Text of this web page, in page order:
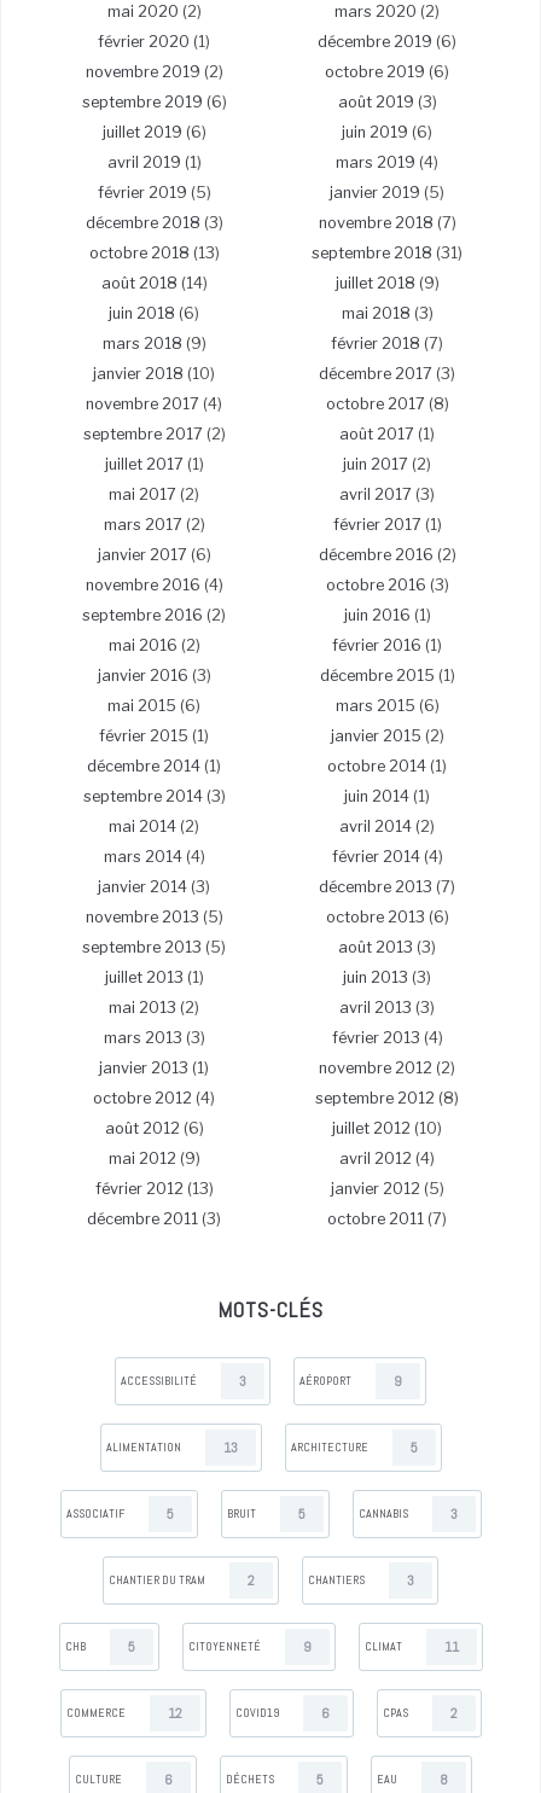
mai 2020 (2) mars 2020 (2)
février 2020 (1) décembre 2019 (6)
novembre 2019 (2) octobre 2019 (6)
septembre 2019 (6) août 2019 (3)
juillet 2019 (6) juin 2019 (6)
avril 2019 (1) mars 2019 (4)
février 2019 (5) janvier 2019 (5)
décembre 2018 (3) novembre 2018 (7)
octobre 2018 (13) septembre 2018 (31)
août 2018 (14) juillet 2018 (9)
juin 2018 (6) mai 2018 (3)
mars 2018 (9) février 2018 (7)
janvier 2018 (10) décembre 2017 (3)
novembre 2017 (4) octobre 2017 (8)
septembre 2017 (2) août 2017 (1)
juillet 2017 (1) juin 2017 (2)
mai 2017 (2) avril 2017 (3)
mars 2017 (2) février 2017 (1)
janvier 2017 (6) décembre 2016 (2)
novembre 2016 (4) octobre 2016 (3)
septembre 2016 (2) juin 2016 (1)
mai 2016 (2) février 2016 (1)
janvier 2016 (3) décembre 2015 (1)
mai 2015 (6) mars 2015 (6)
février 2015 (1) janvier 2015 (2)
décembre 2014 (1) octobre 2014 (1)
septembre 2014(3) juin 2014 (1)
mai 2014 (2) avril 2014 (2)
mars 2014(4) février 2014(4)
janvier 2014 (3) décembre 2013 (7)
novembre 2013 (5) octobre 2013 (6)
septembre 2013 (5) août 2013 (3)
juillet 2013 (1) juin 2013 (3)
mai 2013 (2) avril 2013 (3)
mars 2013 (3) février 2013 (4)
janvier 2013 (1) novembre 2012 (2)
octobre 2012 (4) septembre 2012 (8)
août 2012 (6) juillet 2012 (10)
mai 2012 (9) avril 2012 (4)
février 2012 (13) janvier 2012 (5)
décembre 2011 (3) octobre 2011 (7)
MOTS-CLÉS
ACCESSIBILITÉ 3 AÉROPORT 9
ALIMENTATION 13 ARCHITECTURE 5
ASSOCIATIF 5 BRUIT 5 CANNABIS 3
CHANTIER DU TRAM 2 CHANTIERS 3
CHB 5 CITOYENNETÉ 9 CLIMAT 11
COMMERCE 12 COVID19 6 CPAS 2
CULTURE 6 DÉCHETS 5 EAU 8